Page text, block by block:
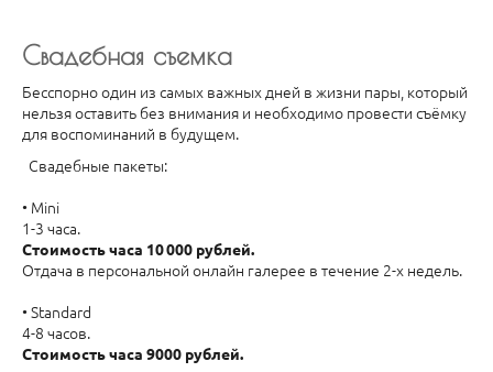
Свадебная съемка
Бесспорно один из самых важных дней в жизни пары, который
нельзя оставить без внимания и необходимо провести съёмку
для воспоминаний в будущем.
Свадебные пакеты:
• Mini
1-3 часа.
Стоимость часа 10 000 рублей.
Отдача в персональной онлайн галерее в течение 2-х недель.
• Standard
4-8 часов.
Стоимость часа 9000 рублей.